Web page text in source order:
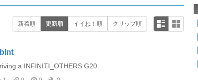
新着順 更新順 イイね！順 クリップ順
a INFINITI_OTHERS G20.